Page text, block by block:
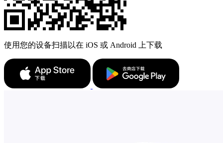
使用您的设备扫描以在 iOS 或 Android 上下载